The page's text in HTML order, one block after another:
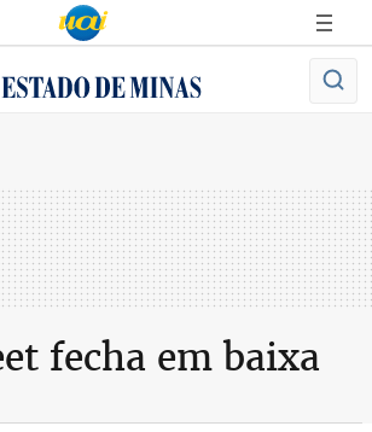
fecha em baixa